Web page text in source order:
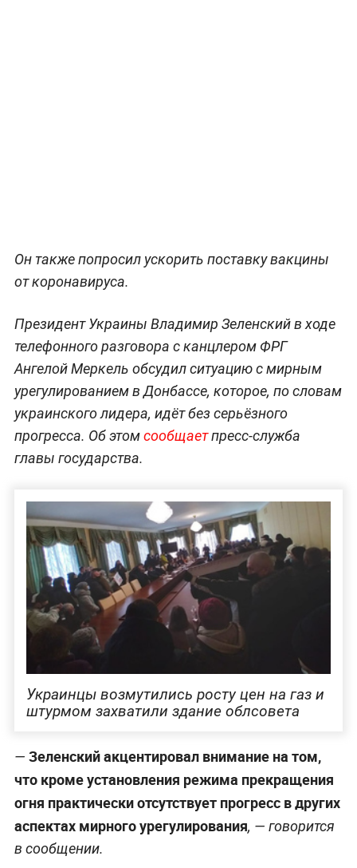
Он также попросил ускорить поставку вакцины
от коронавируса.
Президент Украины Владимир Зеленский в ходе
телефонного разговора с канцлером ФРГ
Ангелой Меркель обсудил ситуацию с мирным
урегулированием в Донбассе, которое, по словам
украинского лидера, идёт без серьёзного
прогресса. Об этомсообщаетпресс-служба
главы государства.
Украинцы возмутились росту цен на газ и
штурмом захватили здание облсовета
— Зеленский акцентировал внимание на том,
что кроме установления режима прекращения
огня практически отсутствует прогресс в других
аспектах мирного урегулирования, — говорится
в сообщении.